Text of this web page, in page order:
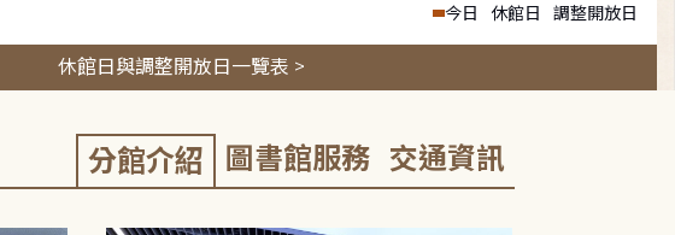
今日 休館日 調整開放日
休館日與調整開放日一覽表 >
分館介紹 圖書館服務 交通資訊